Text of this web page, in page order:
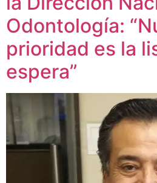
Odontología:
prioridad es la
espera”